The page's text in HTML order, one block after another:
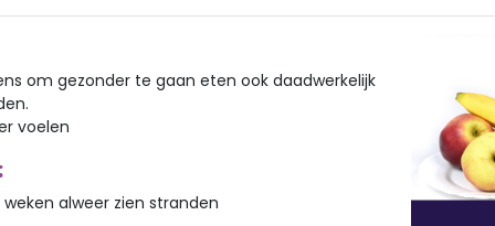
geeft diepgang)
om gezonder te gaan eten ook daadwerkelijk
voelen
alweer zien stranden